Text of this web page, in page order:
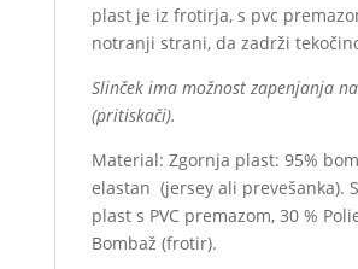
plast je iz frotirja, s pvc
notranji strani, da zadrži
Slinček ima možnost zapenjanja
(pritiskači).
Material: Zgornja plast: 95%
elastan (jersey ali prevešanka).
plast s PVC premazom, 30 %
Bombaž (frotir).